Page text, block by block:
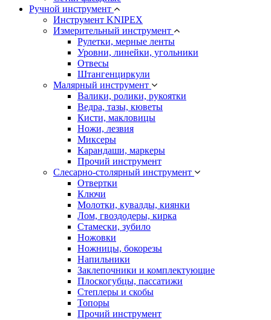
Ручной инструмент
Инструмент KNIPEX
Измерительный инструмент
Рулетки, мерные ленты
Уровни, линейки, угольники
Отвесы
Штангенциркули
Малярный инструмент
Валики, ролики, рукоятки
Ведра, тазы, кюветы
Кисти, макловицы
Ножи, лезвия
Миксеры
Карандаши, маркеры
Прочий инструмент
Слесарно-столярный инструмент
Отвертки
Ключи
Молотки, кувалды, киянки
Лом, гвоздодеры, кирка
Стамески, зубило
Ножовки
Ножницы, бокорезы
Напильники
Заклепочники и комплектующие
Плоскогубцы, пассатижи
Степлеры и скобы
Топоры
Прочий инструмент